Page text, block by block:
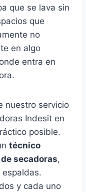
que se lava sin
que
no
en algo
entra en
nuestro servicio
Indesit en
posible.
técnico
secadoras,
espaldas.
y cada uno